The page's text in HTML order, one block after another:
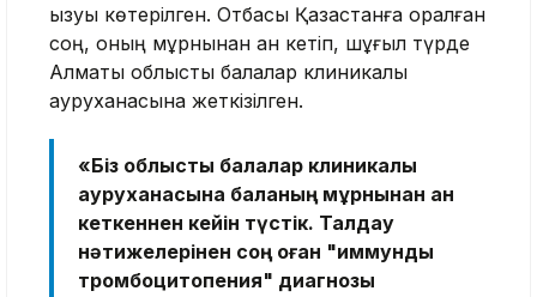
қызуы көтерілген. Отбасы Қазақстанға оралған
соң, оның мұрнынан қан кетіп, шұғыл түрде
Алматы облыстық балалар клиникалық
ауруханасына жеткізілген.
«Біз облыстық балалар клиникалық
ауруханасына баланың мұрнынан қан
кеткеннен кейін түстік. Талдау
нәтижелерінен соң оған "иммундық
тромбоцитопения" диагнозы